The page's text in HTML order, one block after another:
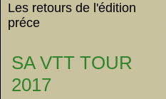
Les retours de l'édition
préce
SA VTT TOUR
2017